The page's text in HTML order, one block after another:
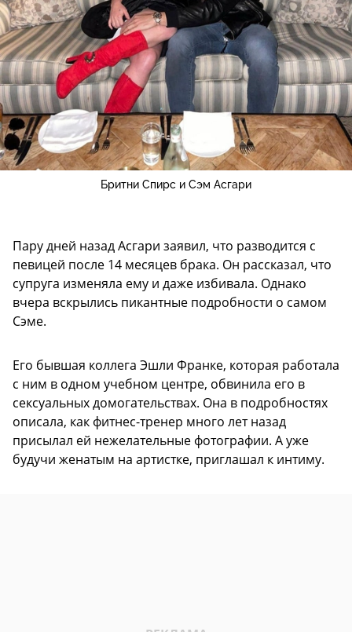
Бритни Спирс и Сэм Асгари
Пару дней назад Асгари заявил, что разводится с
певицей после 14 месяцев брака. Он рассказал, что
супруга изменяла ему и даже избивала. Однако
вчера вскрылись пикантные подробности о самом
Сэме.
Его бывшая коллега Эшли Франке, которая работала
с ним в одном учебном центре, обвинила его в
сексуальных домогательствах. Она в подробностях
описала, как фитнес-тренер много лет назад
присылал ей нежелательные фотографии. А уже
будучи женатым на артистке, приглашал к интиму.